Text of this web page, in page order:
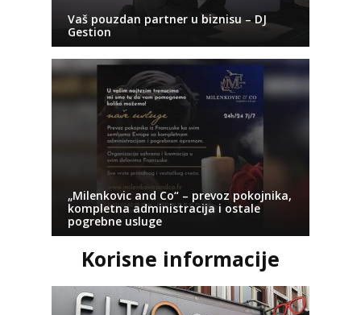
Vaš pouzdan partner u biznisu – DJ
Gestion
„Milenkovic and Co“ – prevoz pokojnika,
kompletna administracija i ostale
pogrebne usluge
Korisne informacije